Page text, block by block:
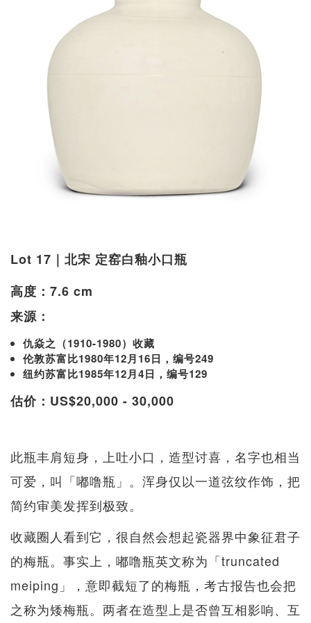
Lot 17｜北宋 定窑白釉小口瓶
高度：7.6 cm
来源：
仇焱之（1910-1980）收藏
伦敦苏富比1980年12月16日，编号249
纽约苏富比1985年12月4日，编号129
估价：US$20,000 - 30,000
此瓶丰肩短身，上吐小口，造型讨喜，名字也相当
可爱，叫「嘟噜瓶」。浑身仅以一道弦纹作饰，把
简约审美发挥到极致。
收藏圈人看到它，很自然会想起瓷器界中象征君子
的梅瓶。事实上，嘟噜瓶英文称为「truncated
meiping」，意即截短了的梅瓶，考古报告也会把
之称为矮梅瓶。两者在造型上是否曾互相影响、互